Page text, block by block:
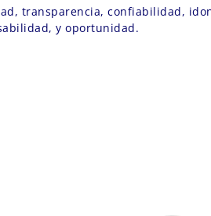
transparencia, confiabilidad,
y oportunidad.